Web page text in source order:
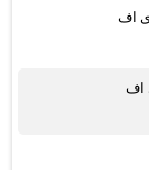
اف
اف